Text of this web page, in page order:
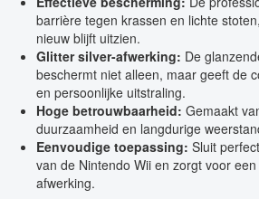
barrière tegen krassen en lichte
nieuw blijft uitzien.
Glitter silver-afwerking: De
beschermt niet alleen, maar geeft de
en persoonlijke uitstraling.
Hoge betrouwbaarheid: Gemaakt
duurzaamheid en langdurige
Eenvoudige toepassing: Sluit
van de Nintendo Wii en zorgt voor
afwerking.